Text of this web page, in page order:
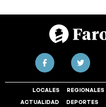
LOCALES REGIONALES
ACTUALIDAD DEPORTES